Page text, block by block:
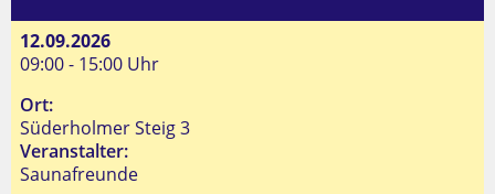
12.09.2026
09:00 - 15:00 Uhr
Ort:
Süderholmer Steig 3
Veranstalter:
Saunafreunde